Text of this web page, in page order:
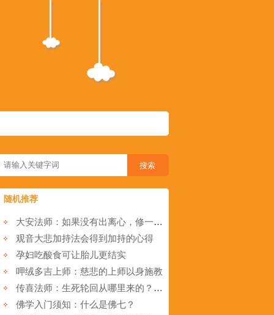
随机推荐
大安法师：如果没有出离心，修一切善法，也都是跟生死相应
观音大悲加持法会得到加持的心得
孕妇吃酸食可让胎儿更结实
呷绒多吉上师：慈悲的上师以身施教
传喜法师：生死轮回从哪里来的？（中英双语）
佛学入门须知：什么是佛七？